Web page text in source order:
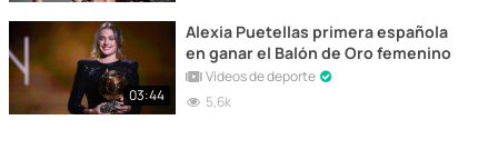
03:44
Alexia Puetellas primera española
en ganar el Balón de Oro femenino
Vídeos de deporte
5,6k